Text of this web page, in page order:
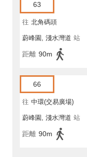
63
往 北角碼頭
蔚峰園, 淺水灣道 站
距離 90m
66
往 中環(交易廣場)
蔚峰園, 淺水灣道 站
距離 90m